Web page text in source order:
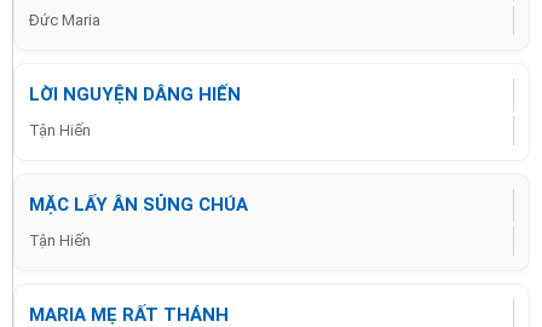
Đức Maria
LỜI NGUYỆN DÂNG HIẾN
Tận Hiến
MẶC LẤY ÂN SỦNG CHÚA
Tận Hiến
MARIA MẸ RẤT THÁNH